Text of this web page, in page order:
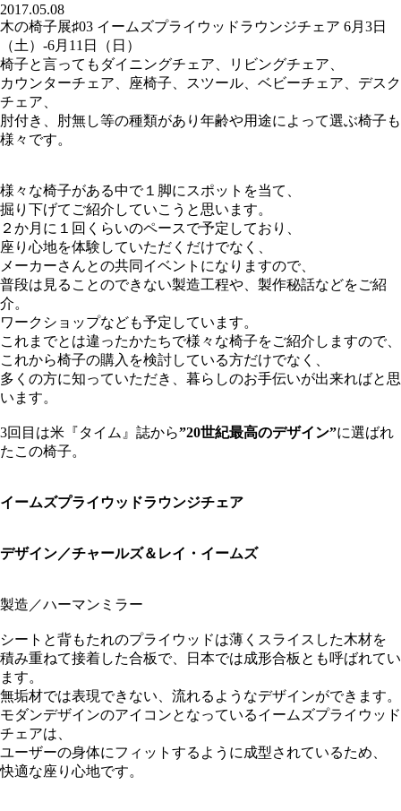
2017.05.08
木の椅子展♯03 イームズプライウッドラウンジチェア 6月3日
（土）-6月11日（日）
椅子と言ってもダイニングチェア、リビングチェア、
カウンターチェア、座椅子、スツール、ベビーチェア、デスク
チェア、
肘付き、肘無し等の種類があり年齢や用途によって選ぶ椅子も
様々です。
様々な椅子がある中で１脚にスポットを当て、
掘り下げてご紹介していこうと思います。
２か月に１回くらいのペースで予定しており、
座り心地を体験していただくだけでなく、
メーカーさんとの共同イベントになりますので、
普段は見ることのできない製造工程や、製作秘話などをご紹
介。
ワークショップなども予定しています。
これまでとは違ったかたちで様々な椅子をご紹介しますので、
これから椅子の購入を検討している方だけでなく、
多くの方に知っていただき、暮らしのお手伝いが出来ればと思
います。
3回目は米『タイム』誌から”20世紀最高のデザイン”に選ばれ
たこの椅子。
イームズプライウッドラウンジチェア
デザイン／チャールズ＆レイ・イームズ
製造／ハーマンミラー
シートと背もたれのプライウッドは薄くスライスした木材を
積み重ねて接着した合板で、日本では成形合板とも呼ばれてい
ます。
無垢材では表現できない、流れるようなデザインができます。
モダンデザインのアイコンとなっているイームズプライウッド
チェアは、
ユーザーの身体にフィットするように成型されているため、
快適な座り心地です。